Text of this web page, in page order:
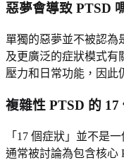
惡夢會導致 PTSD
單獨的惡夢並不被認為
及更廣泛的症狀模式有
壓力和日常功能，因此
複雜性 PTSD 的 17
「17 個症狀」並不是
通常被討論為包含核心